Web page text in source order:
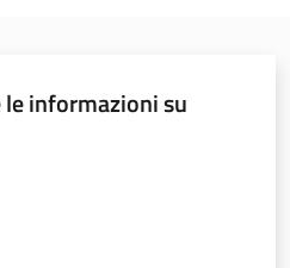
informazioni su